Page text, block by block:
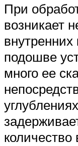
При
возникает
подошве
много ее
количество